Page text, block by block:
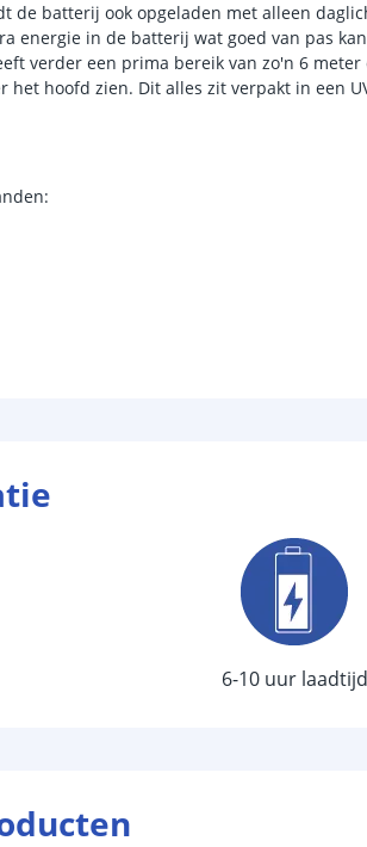
de batterij ook opgeladen met alleen
energie in de batterij wat goed van pas
verder een prima bereik van zo'n 6
het hoofd zien. Dit alles zit verpakt in een
6-10 uur laadtijd